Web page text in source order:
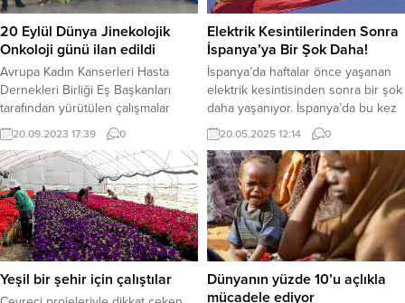
20 Eylül Dünya Jinekolojik
Onkoloji günü ilan edildi
Avrupa Kadın Kanserleri Hasta
Dernekleri Birliği Eş Başkanları
tarafından yürütülen çalışmalar
sonucunda, jinekolojik kanserlere
dikkati çekmek için 20 Eylül Dünya
Jinekolojik Onkoloji Günü (World
Go Day) ilan edildi.Bu kapsamda
her 20 Eylül’de, Türkiye’nin yanı
sıra Çekya, Danimarka, Finlandiya,
Fransa, Macaristan, Gürcistan,
Almanya, Yunanistan, İsrail, İrlanda,
İtalya, Kazakistan, Norveç, Polonya,
Romanya,...
20.09.2023 17:39 0
Elektrik Kesintilerinden Sonra
İspanya’ya Bir Şok Daha!
İspanya’da haftalar önce yaşanan
elektrik kesintisinden sonra bir şok
daha yaşanıyor. İspanya’da bu kez
de sabit ve mobil telefon hatları ile
internet hizmetleri çöktü.
İspanya’da sabit ve mobil telefon
hatları ile internet hizmetleri çöktü.
İspanya’da gece 03.00’da ülke
genelinde büyük bir iletişim
kesintisi yaşandı. Ülkede mobil
iletişim altyapısı çöktü. İspanyollar...
20.05.2025 12:14 0
Yeşil bir şehir için çalıştılar
Dünyanın yüzde 10’u açlıkla
mücadele ediyor